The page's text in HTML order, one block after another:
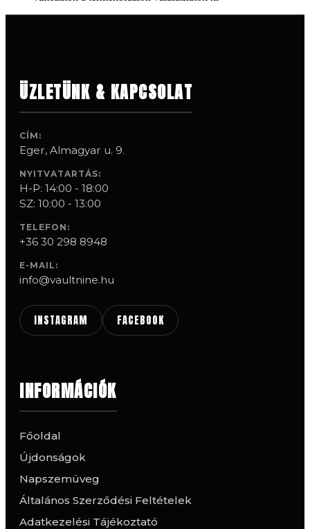
ÜZLETÜNK & KAPCSOLAT
CÍM:
Eger, Almagyar u. 9.
NYITVATARTÁS:
H-P: 14:00 - 18:00
SZ: 10:00 - 13:00
TELEFON:
+36 30 298 8948
E-MAIL:
info@vaultnine.hu
INSTAGRAM FACEBOOK
INFORMÁCIÓK
Főoldal
Újdonságok
Napszemüveg
Általános Szerződési Feltételek
Adatkezelési Tájékoztató